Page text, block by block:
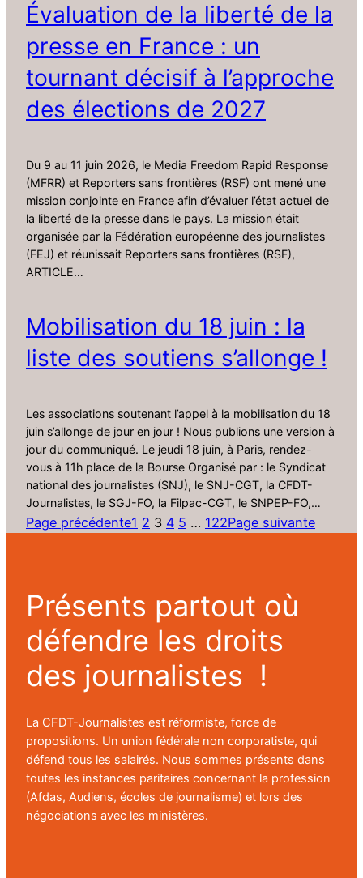
Évaluation de la liberté de la
presse en France : un
tournant décisif à l’approche
des élections de 2027
Du 9 au 11 juin 2026, le Media Freedom Rapid Response
(MFRR) et Reporters sans frontières (RSF) ont mené une
mission conjointe en France afin d’évaluer l’état actuel de
la liberté de la presse dans le pays. La mission était
organisée par la Fédération européenne des journalistes
(FEJ) et réunissait Reporters sans frontières (RSF),
ARTICLE…
Mobilisation du 18 juin : la
liste des soutiens s’allonge !
Les associations soutenant l’appel à la mobilisation du 18
juin s’allonge de jour en jour ! Nous publions une version à
jour du communiqué. Le jeudi 18 juin, à Paris, rendez-
vous à 11h place de la Bourse Organisé par : le Syndicat
national des journalistes (SNJ), le SNJ-CGT, la CFDT-
Journalistes, le SGJ-FO, la Filpac-CGT, le SNPEP-FO,…
Page précédente1 2 3 4 5 … 122Page suivante
Présents partout où
défendre les droits
des journalistes !
La CFDT-Journalistes est réformiste, force de
propositions. Un union fédérale non corporatiste, qui
défend tous les salairés. Nous sommes présents dans
toutes les instances paritaires concernant la profession
(Afdas, Audiens, écoles de journalisme) et lors des
négociations avec les ministères.